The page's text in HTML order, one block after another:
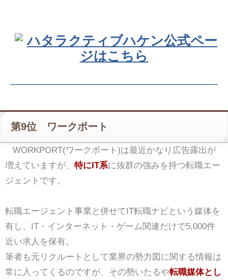
ハタラクティブハケン公式ペー
ジはこちら
第9位 ワークポート
WORKPORT(ワークポート)は最近かなり広告露出が
増えていますが、 特にIT系に抜群の強みを持つ転職エー
ジェントです。
転職エージェント事業と併せてIT転職ナビという媒体を
有し、IT・インターネット・ゲーム関連だけで5,000件
近い求人を保有。
筆者も元リクルートとして業界の勢力図に関する情報は
常に入ってくるのですが、その勢いたるや転職媒体とし